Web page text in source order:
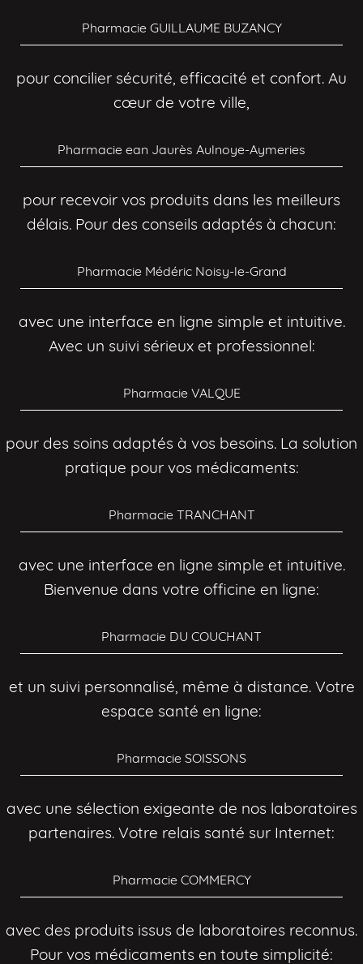
Pharmacie GUILLAUME BUZANCY
pour concilier sécurité, efficacité et confort. Au
cœur de votre ville,
Pharmacie ean Jaurès Aulnoye-Aymeries
pour recevoir vos produits dans les meilleurs
délais. Pour des conseils adaptés à chacun:
Pharmacie Médéric Noisy-le-Grand
avec une interface en ligne simple et intuitive.
Avec un suivi sérieux et professionnel:
Pharmacie VALQUE
pour des soins adaptés à vos besoins. La solution
pratique pour vos médicaments:
Pharmacie TRANCHANT
avec une interface en ligne simple et intuitive.
Bienvenue dans votre officine en ligne:
Pharmacie DU COUCHANT
et un suivi personnalisé, même à distance. Votre
espace santé en ligne:
Pharmacie SOISSONS
avec une sélection exigeante de nos laboratoires
partenaires. Votre relais santé sur Internet:
Pharmacie COMMERCY
avec des produits issus de laboratoires reconnus.
Pour vos médicaments en toute simplicité: